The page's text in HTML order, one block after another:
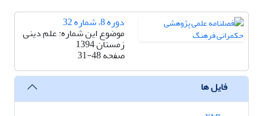
دوره 8، شماره 32
موضوع این شماره: علم دینی
زمستان 1394
صفحه31-48
فایل ها